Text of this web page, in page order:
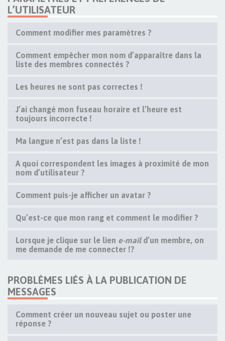
L’UTILISATEUR
Comment modifier mes paramètres ?
Comment empêcher mon nom d’apparaître dans la
liste des membres connectés ?
Les heures ne sont pas correctes !
J’ai changé mon fuseau horaire et l’heure est
toujours incorrecte !
Ma langue n’est pas dans la liste !
A quoi correspondent les images à proximité de mon
nom d’utilisateur ?
Comment puis-je afficher un avatar ?
Qu’est-ce que mon rang et comment le modifier ?
Lorsque je clique sur le lien e-maild’un membre, on
me demande de me connecter !?
PROBLÈMES LIÉS À LA PUBLICATION DE
MESSAGES
Comment créer un nouveau sujet ou poster une
réponse ?